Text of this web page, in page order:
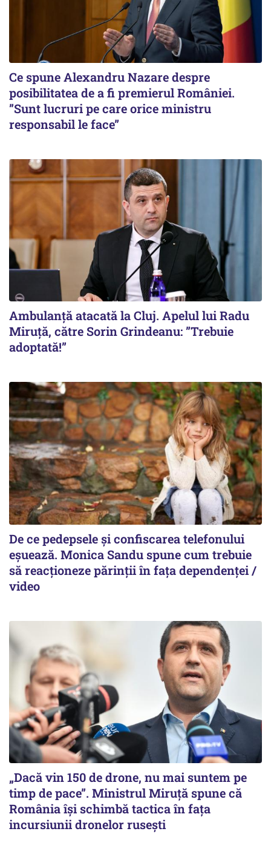
Ce spune Alexandru Nazare despre
posibilitatea de a fi premierul României.
”Sunt lucruri pe care orice ministru
responsabil le face”
Ambulanță atacată la Cluj. Apelul lui Radu
Miruţă, către Sorin Grindeanu: ”Trebuie
adoptată!”
De ce pedepsele și confiscarea telefonului
eșuează. Monica Sandu spune cum trebuie
să reacționeze părinții în fața dependenței /
video
„Dacă vin 150 de drone, nu mai suntem pe
timp de pace”. Ministrul Miruţă spune că
România își schimbă tactica în fața
incursiunii dronelor rusești